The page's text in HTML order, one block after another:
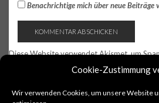
Cookie-Zustimmung
Wir verwenden Cookies, um unsere Website
Benachrichtige mich über neue Beiträge
Diese Website verwendet Akismet, um
deine Kommentardaten verarbeitet werden.